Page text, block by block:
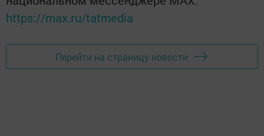
https://max.ru/tatmedia
Перейти на страницу новости